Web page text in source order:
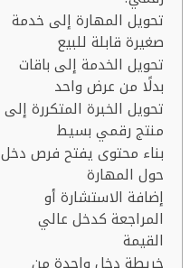
تحويل المهارة إلى خدمة
صغيرة قابلة للبيع
تحويل الخدمة إلى باقات
بدلًا من عرض واحد
تحويل الخبرة المتكررة إلى
منتج رقمي بسيط
بناء محتوى يفتح فرص دخل
حول المهارة
إضافة الاستشارة أو
المراجعة كدخل عالي
القيمة